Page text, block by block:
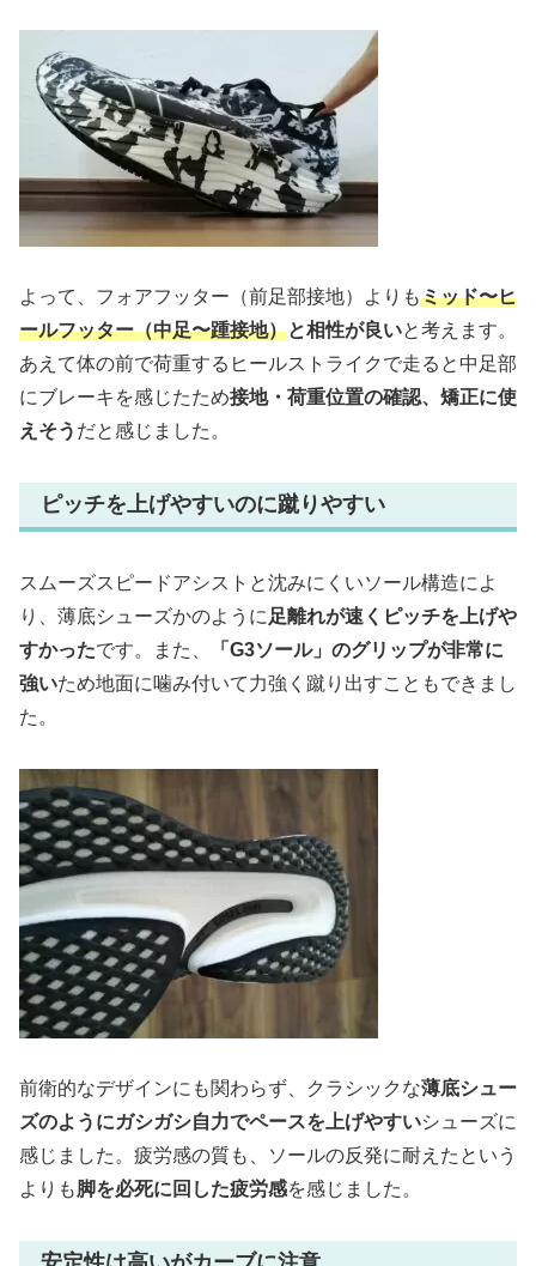
よって、フォアフッター（前足部接地）よりもミッド〜ヒ
ールフッター（中足〜踵接地）と相性が良いと考えます。
あえて体の前で荷重するヒールストライクで走ると中足部
にブレーキを感じたため接地・荷重位置の確認、矯正に使
えそう だと感じました。
ピッチを上げやすいのに蹴りやすい
スムーズスピードアシストと沈みにくいソール構造によ
り、薄底シューズかのように 足離れが速くピッチを上げや
すかったです。 また、
「G3ソール」のグリップが非常に
強いため地面に噛み付いて力強く蹴り出すこともできまし
た。
前衛的なデザインにも関わらず、クラシックな薄底シュー
ズのようにガシガシ自力でペースを上げやすいシューズに
感じました。疲労感の質も、ソールの反発に耐えたという
よりも脚を必死に回した疲労感を感じました。